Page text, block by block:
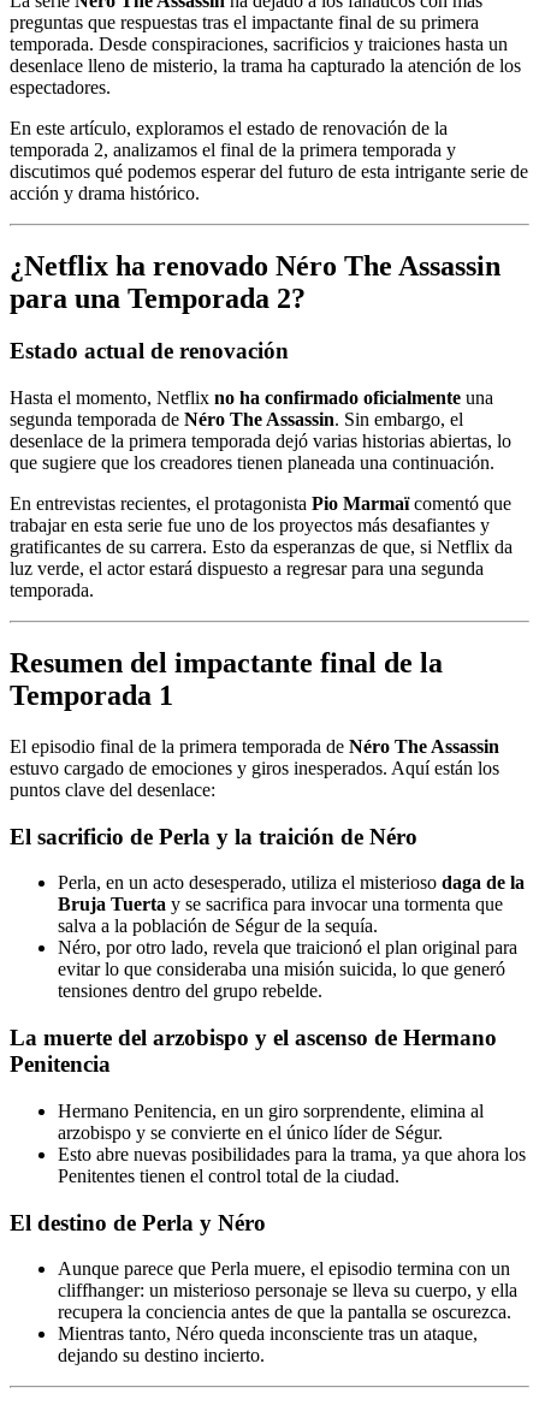
preguntas que respuestas tras el impactante final de su primera
temporada. Desde conspiraciones, sacrificios y traiciones hasta un
desenlace lleno de misterio, la trama ha capturado la atención de los
espectadores.
En este artículo, exploramos el estado de renovación de la
temporada 2, analizamos el final de la primera temporada y
discutimos qué podemos esperar del futuro de esta intrigante serie de
acción y drama histórico.
¿Netflix ha renovado Néro The Assassin
para una Temporada 2?
Estado actual de renovación
Hasta el momento, Netflix no ha confirmado oficialmente una
segunda temporada de Néro The Assassin. Sin embargo, el
desenlace de la primera temporada dejó varias historias abiertas, lo
que sugiere que los creadores tienen planeada una continuación.
En entrevistas recientes, el protagonista Pio Marmaïcomentó que
trabajar en esta serie fue uno de los proyectos más desafiantes y
gratificantes de su carrera. Esto da esperanzas de que, si Netflix da
luz verde, el actor estará dispuesto a regresar para una segunda
temporada.
Resumen del impactante final de la
Temporada 1
El episodio final de la primera temporada de Néro The Assassin
estuvo cargado de emociones y giros inesperados. Aquí están los
puntos clave del desenlace:
El sacrificio de Perla y la traición de Néro
Perla, en un acto desesperado, utiliza el misterioso daga de la
Bruja Tuerta y se sacrifica para invocar una tormenta que
salva a la población de Ségur de la sequía.
Néro, por otro lado, revela que traicionó el plan original para
evitar lo que consideraba una misión suicida, lo que generó
tensiones dentro del grupo rebelde.
La muerte del arzobispo y el ascenso de Hermano
Penitencia
Hermano Penitencia, en un giro sorprendente, elimina al
arzobispo y se convierte en el único líder de Ségur.
Esto abre nuevas posibilidades para la trama, ya que ahora los
Penitentes tienen el control total de la ciudad.
El destino de Perla y Néro
Aunque parece que Perla muere, el episodio termina con un
cliffhanger: un misterioso personaje se lleva su cuerpo, y ella
recupera la conciencia antes de que la pantalla se oscurezca.
Mientras tanto, Néro queda inconsciente tras un ataque,
dejando su destino incierto.